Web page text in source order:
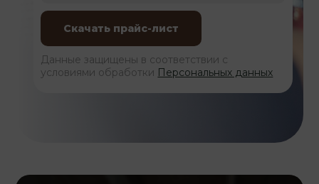
Данные защищены в соответствии с
условиями обработки Персональных данных